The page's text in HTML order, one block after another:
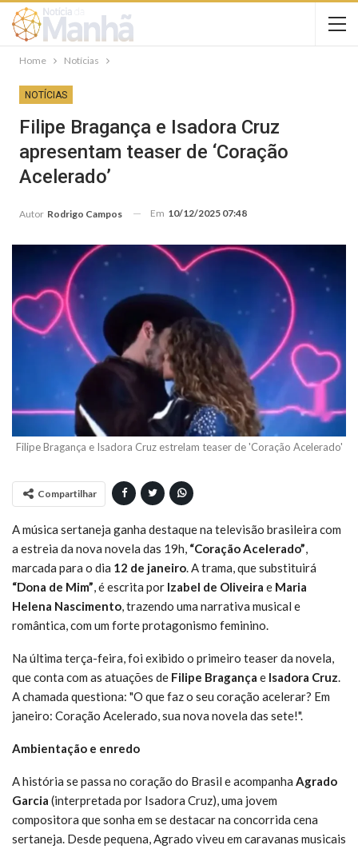
Home Notícias
NOTÍCIAS
Filipe Bragança e Isadora Cruz
apresentam teaser de ‘Coração
Acelerado’
Autor Rodrigo Campos Em 10/12/2025 07:48
Filipe Bragança e Isadora Cruz estrelam teaser de 'Coração Acelerado'
Compartilhar
A música sertaneja ganha destaque na televisão brasileira com
a estreia da nova novela das 19h, “Coração Acelerado”,
marcada para o dia 12 de janeiro. A trama, que substituirá
“Dona de Mim”, é escrita por Izabel de Oliveira e Maria
Helena Nascimento, trazendo uma narrativa musical e
romântica, com um forte protagonismo feminino.
Na última terça-feira, foi exibido o primeiro teaser da novela,
que conta com as atuações de Filipe Bragança e Isadora Cruz.
A chamada questiona: "O que faz o seu coração acelerar? Em
janeiro: Coração Acelerado, sua nova novela das sete!".
Ambientação e enredo
A história se passa no coração do Brasil e acompanha Agrado
Garcia (interpretada por Isadora Cruz), uma jovem
compositora que sonha em se destacar na concorrida cena
sertaneja. Desde pequena, Agrado viveu em caravanas musicais